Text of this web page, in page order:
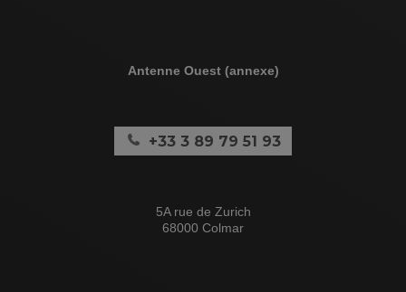
Antenne Ouest (annexe)
+33 3 89 79 51 93
5A rue de Zurich
68000 Colmar